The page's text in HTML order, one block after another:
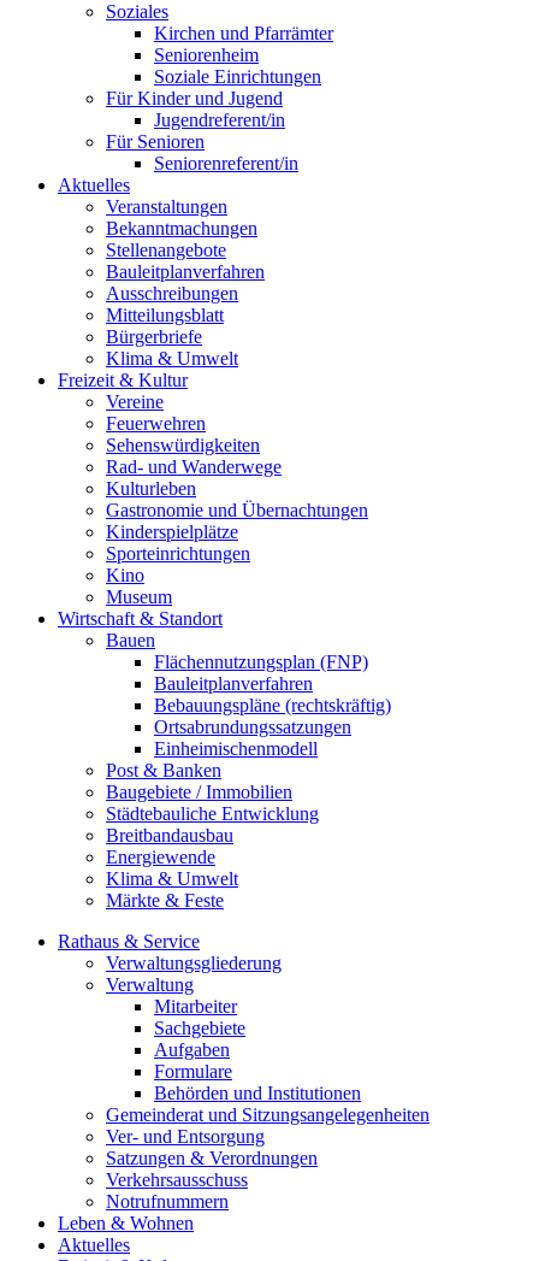
Soziales
Kirchen und Pfarrämter
Seniorenheim
Soziale Einrichtungen
Für Kinder und Jugend
Jugendreferent/in
Für Senioren
Seniorenreferent/in
Aktuelles
Veranstaltungen
Bekanntmachungen
Stellenangebote
Bauleitplanverfahren
Ausschreibungen
Mitteilungsblatt
Bürgerbriefe
Klima & Umwelt
Freizeit & Kultur
Vereine
Feuerwehren
Sehenswürdigkeiten
Rad- und Wanderwege
Kulturleben
Gastronomie und Übernachtungen
Kinderspielplätze
Sporteinrichtungen
Kino
Museum
Wirtschaft & Standort
Bauen
Flächennutzungsplan (FNP)
Bauleitplanverfahren
Bebauungspläne (rechtskräftig)
Ortsabrundungssatzungen
Einheimischenmodell
Post & Banken
Baugebiete / Immobilien
Städtebauliche Entwicklung
Breitbandausbau
Energiewende
Klima & Umwelt
Märkte & Feste
Rathaus & Service
Verwaltungsgliederung
Verwaltung
Mitarbeiter
Sachgebiete
Aufgaben
Formulare
Behörden und Institutionen
Gemeinderat und Sitzungsangelegenheiten
Ver- und Entsorgung
Satzungen & Verordnungen
Verkehrsausschuss
Notrufnummern
Leben & Wohnen
Aktuelles